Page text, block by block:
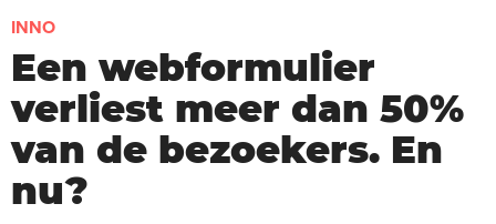
INNO
Een webformulier
verliest meer dan 50%
van de bezoekers. En
nu?